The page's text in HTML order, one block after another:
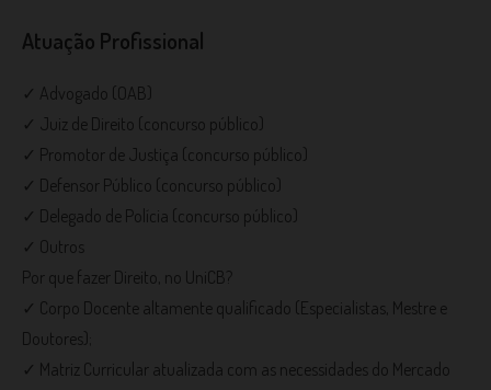
Atuação Profissional
✓ Advogado (OAB)
✓ Juiz de Direito (concurso público)
✓ Promotor de Justiça (concurso público)
✓ Defensor Público (concurso público)
✓ Delegado de Polícia (concurso público)
✓ Outros
Por que fazer Direito, no UniCB?
✓ Corpo Docente altamente qualificado (Especialistas, Mestre e
Doutores);
✓ Matriz Curricular atualizada com as necessidades do Mercado